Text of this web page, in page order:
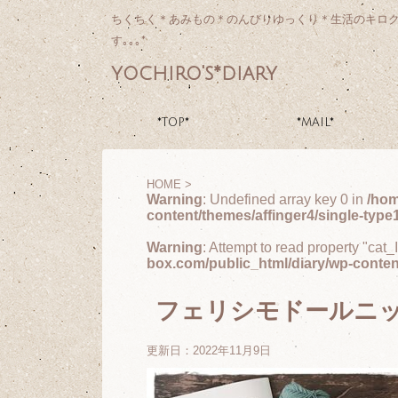
ちくちく＊あみもの＊のんびりゆっくり＊生活のキロ
す｡｡｡*
yochiro's*diary
*TOP* *MAIL*
HOME >
Warning: Undefined array key 0 in /
content/themes/affinger4/single-
Warning: Attempt to read property
box.com/public_html/diary/wp-
フェリシモドールニ
更新日： 2022年11月9日